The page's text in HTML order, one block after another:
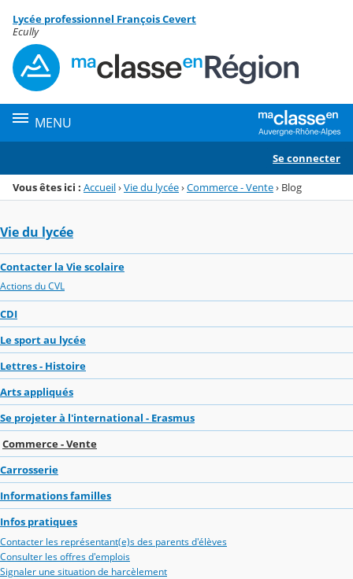
Menu de la rubrique
Contenu
Lycée professionnel François Cevert
Ecully
MENU
Se connecter
Vous êtes ici : Accueil›Vie du lycée›Commerce - Vente› Blog
Vie du lycée
Contacter la Vie scolaire
Actions du CVL
CDI
Le sport au lycée
Lettres - Histoire
Arts appliqués
Se projeter à l'international - Erasmus
Commerce - Vente
Carrosserie
Informations familles
Infos pratiques
Contacter les représentant(e)s des parents d'élèves
Consulter les offres d'emplois
Signaler une situation de harcèlement